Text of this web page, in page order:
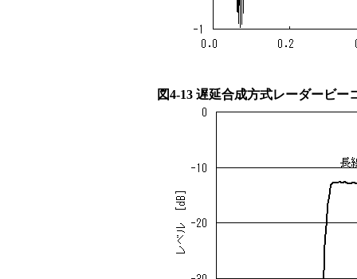
図4-13 遅延合成方式レーダービ